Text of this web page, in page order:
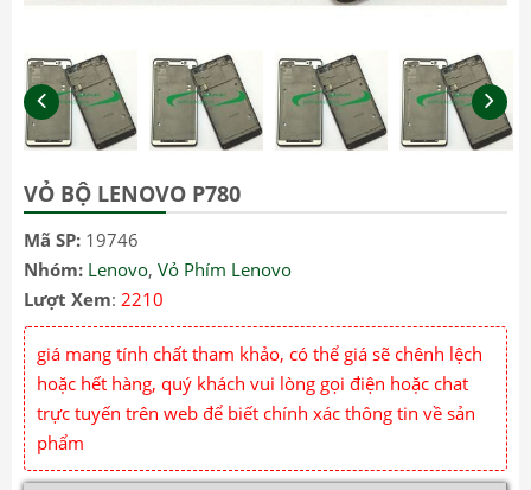
VỎ BỘ LENOVO P780
Mã SP: 19746
Nhóm: Lenovo, Vỏ Phím Lenovo
Lượt Xem: 2210
giá mang tính chất tham khảo, có thể giá sẽ chênh lệch
hoặc hết hàng, quý khách vui lòng gọi điện hoặc chat
trực tuyến trên web để biết chính xác thông tin về sản
phẩm